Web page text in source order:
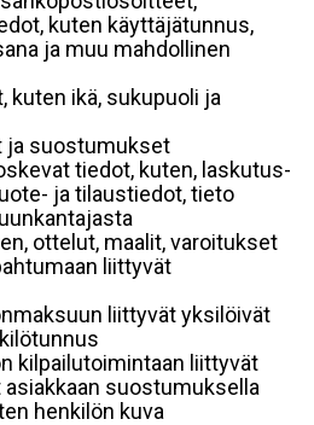
kuten käyttäjätunnus,
ja muu mahdollinen
kuten ikä, sukupuoli ja
ja suostumukset
tiedot, kuten, laskutus-
ja tilaustiedot, tieto
ottelut, maalit, varoitukset
liittyvät
liittyvät yksilöivät
kilpailutoimintaan liittyvät
suostumuksella
henkilön kuva